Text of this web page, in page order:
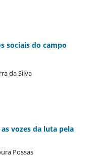
sociais do campo
da Silva
vozes da luta pela
Possas